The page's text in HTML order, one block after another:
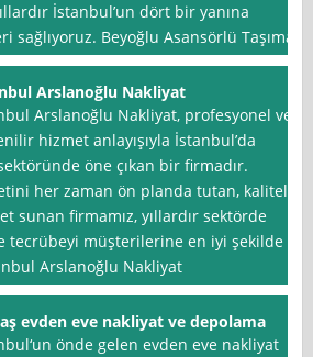
İstanbul’un dört bir yanına
sağlıyoruz. Beyoğlu Asansörlü Taşıma
Arslanoğlu Nakliyat
Arslanoğlu Nakliyat, profesyonel ve
hizmet anlayışıyla İstanbul’da
öne çıkan bir firmadır.
her zaman ön planda tutan, kaliteli
sunan firmamız, yıllardır sektörde
tecrübeyi müşterilerine en iyi şekilde
Arslanoğlu Nakliyat
evden eve nakliyat ve depolama
önde gelen evden eve nakliyat